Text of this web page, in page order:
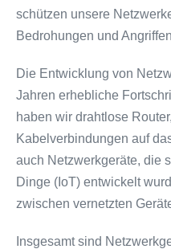
schützen unsere
Bedrohungen und
Die Entwicklung von
Jahren erhebliche
haben wir drahtlose
Kabelverbindungen auf
auch Netzwerkgeräte, die
Dinge (IoT) entwickelt
zwischen vernetzten
Insgesamt sind